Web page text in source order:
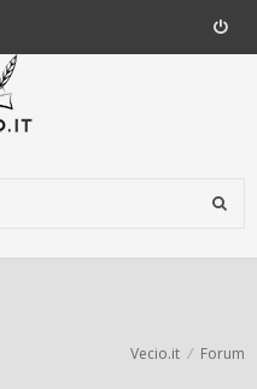
Vecio.it Forum